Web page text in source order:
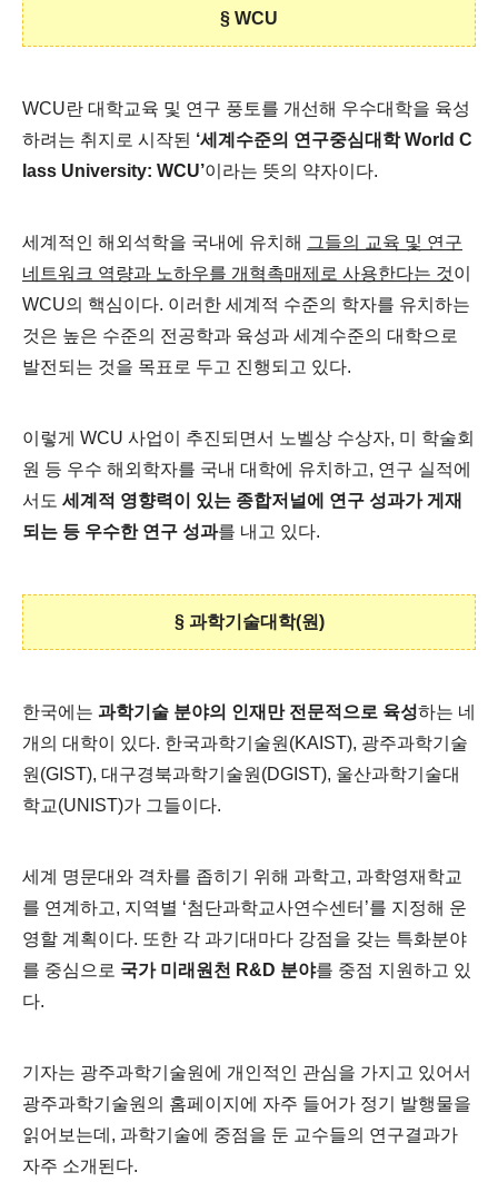
§ WCU
WCU란 대학교육 및 연구 풍토를 개선해 우수대학을 육성
하려는 취지로 시작된 ‘세계수준의 연구중심대학 World C
lass University: WCU’이라는 뜻의 약자이다.
세계적인 해외석학을 국내에 유치해 그들의 교육 및 연구
네트워크 역량과 노하우를 개혁촉매제로 사용한다는 것이
WCU의 핵심이다. 이러한 세계적 수준의 학자를 유치하는
것은 높은 수준의 전공학과 육성과 세계수준의 대학으로
발전되는 것을 목표로 두고 진행되고 있다.
이렇게 WCU 사업이 추진되면서 노벨상 수상자, 미 학술회
원 등 우수 해외학자를 국내 대학에 유치하고, 연구 실적에
서도 세계적 영향력이 있는 종합저널에 연구 성과가 게재
되는 등 우수한 연구 성과를 내고 있다.
§ 과학기술대학(원)
한국에는 과학기술 분야의 인재만 전문적으로 육성하는 네
개의 대학이 있다. 한국과학기술원(KAIST), 광주과학기술
원(GIST), 대구경북과학기술원(DGIST), 울산과학기술대
학교(UNIST)가 그들이다.
세계 명문대와 격차를 좁히기 위해 과학고, 과학영재학교
를 연계하고, 지역별 ‘첨단과학교사연수센터’를 지정해 운
영할 계획이다. 또한 각 과기대마다 강점을 갖는 특화분야
를 중심으로 국가 미래원천 R&D 분야를 중점 지원하고 있
다.
기자는 광주과학기술원에 개인적인 관심을 가지고 있어서
광주과학기술원의 홈페이지에 자주 들어가 정기 발행물을
읽어보는데, 과학기술에 중점을 둔 교수들의 연구결과가
자주 소개된다.